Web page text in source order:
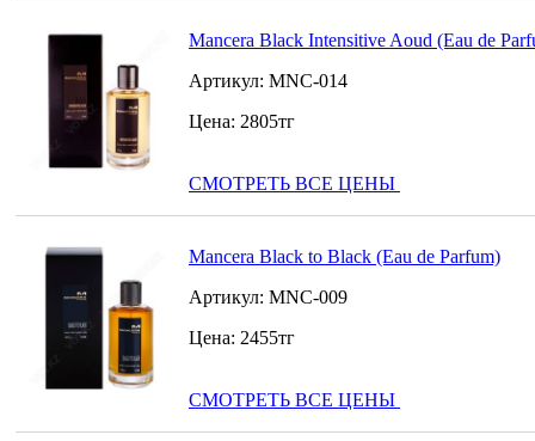
Mancera Black Intensitive Aoud (Eau de
Артикул: MNC-014
Цена: 2805тг
СМОТРЕТЬ ВСЕ ЦЕНЫ
Mancera Black to Black (Eau de Parfum)
Артикул: MNC-009
Цена: 2455тг
СМОТРЕТЬ ВСЕ ЦЕНЫ